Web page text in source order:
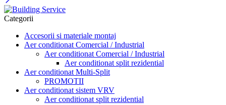
Categorii
Accesorii si materiale montaj
Aer conditionat Comercial / Industrial
Aer conditionat Comercial / Industrial
Aer conditionat split rezidential
Aer conditionat Multi-Split
PROMOTII
Aer conditionat sistem VRV
Aer conditionat split rezidential